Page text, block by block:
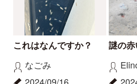
キバビルでしょうか
Elinor
イシガメでし